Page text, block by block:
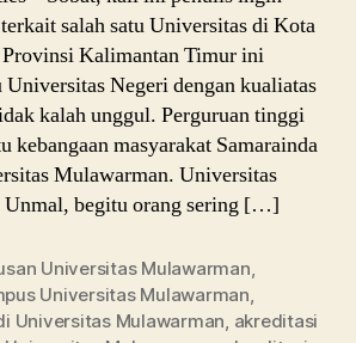
salah satu Universitas di Kota
Kalimantan Timur ini
Universitas Negeri dengan kualiatas
kalah unggul. Perguruan tinggi
kebangaan masyarakat Samarainda
Mulawarman. Universitas
Unmal, begitu orang sering […]
Universitas Mulawarman
Universitas Mulawarman
Universitas Mulawarman akreditasi